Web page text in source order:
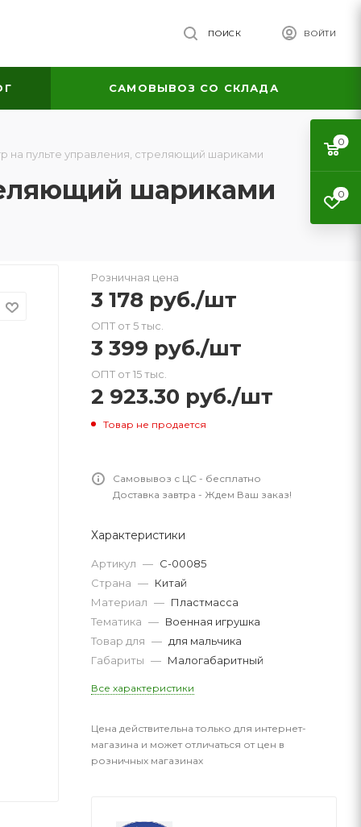
ВОЙТИ
ПОИСК
САМОВЫВОЗ СО СКЛАДА
на пульте управления, стреляющий шариками
шариками
Розничная цена
3 178 руб./шт
ОПТ от 5 тыс.
3 399 руб./шт
ОПТ от 15 тыс.
2 923.30 руб./шт
Товар не продается
Самовывоз с ЦС - бесплатно
Доставка завтра - Ждем Ваш заказ!
Характеристики
Артикул — С-00085
Страна — Китай
Материал — Пластмасса
Тематика — Военная игрушка
Товар для — для мальчика
Габариты — Малогабаритный
Все характеристики
Цена действительна только для интернет-
магазина и может отличаться от цен в
розничных магазинах
0
0